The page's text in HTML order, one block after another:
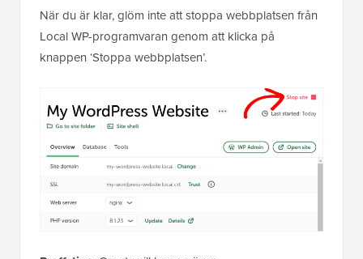
När du är klar, glöm inte att stoppa webbplatsen från
Local WP-programvaran genom att klicka på
knappen ‘Stoppa webbplatsen’.